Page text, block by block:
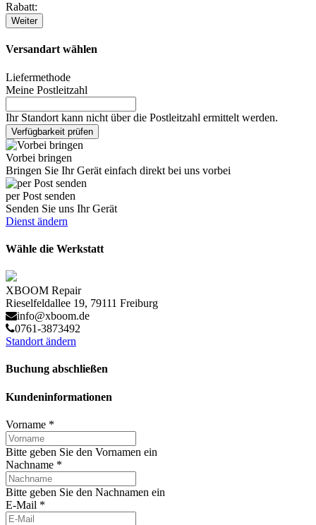
Rabatt:
Weiter
Versandart wählen
Liefermethode
Meine Postleitzahl
Ihr Standort kann nicht über die Postleitzahl ermittelt werden.
Verfügbarkeit prüfen
Vorbei bringen
Bringen Sie Ihr Gerät einfach direkt bei uns vorbei
per Post senden
Senden Sie uns Ihr Gerät
Dienst ändern
Wähle die Werkstatt
XBOOM Repair
Rieselfeldallee 19, 79111 Freiburg
info@xboom.de
0761-3873492
Standort ändern
Buchung abschließen
Kundeninformationen
Vorname *
Bitte geben Sie den Vornamen ein
Nachname *
Bitte geben Sie den Nachnamen ein
E-Mail *